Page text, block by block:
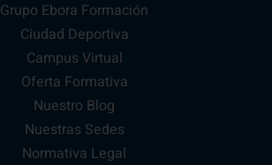
Grupo Ebora Formación
Ciudad Deportiva
Campus Virtual
Oferta Formativa
Nuestro Blog
Nuestras Sedes
Normativa Legal